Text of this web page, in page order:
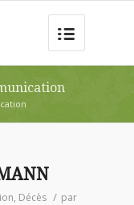
, Décès / par